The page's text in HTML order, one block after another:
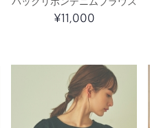
¥11,000